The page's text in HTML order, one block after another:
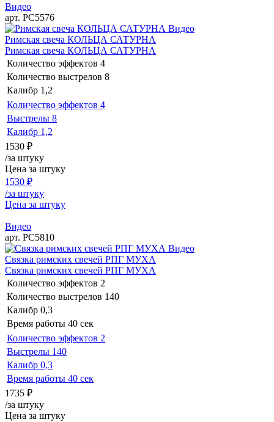
Видео
арт. РС5576
Видео
Римская свеча КОЛЬЦА САТУРНА
Римская свеча КОЛЬЦА САТУРНА
Количество эффектов 4
Количество выстрелов 8
Калибр 1,2
Количество эффектов 4
Выстрелы 8
Калибр 1,2
1530 ₽
/за штуку
Цена за штуку
1530 ₽
/за штуку
Цена за штуку
Видео
арт. РС5810
Видео
Связка римских свечей РПГ МУХА
Связка римских свечей РПГ МУХА
Количество эффектов 2
Количество выстрелов 140
Калибр 0,3
Время работы 40 сек
Количество эффектов 2
Выстрелы 140
Калибр 0,3
Время работы 40 сек
1735 ₽
/за штуку
Цена за штуку